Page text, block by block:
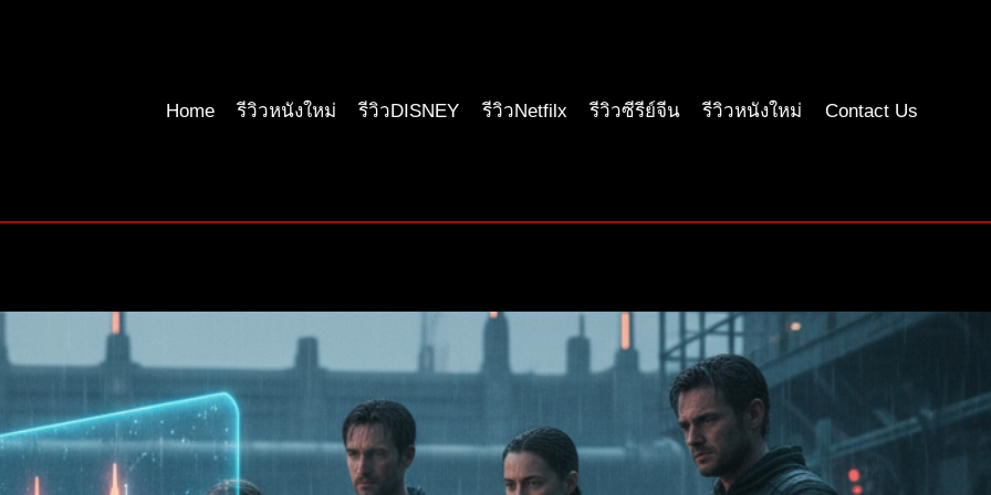
Home
รีวิวหนังใหม่ รีวิวDISNEY รีวิวNetfilx รีวิวซีรีย์จีน รีวิวหนังใหม่ Contact Us